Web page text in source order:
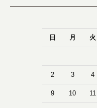
日
月 火
2 3 4
9 10 11